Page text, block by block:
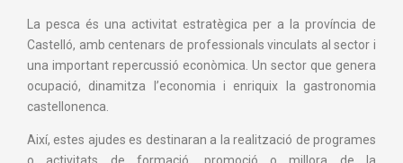
La pesca és una activitat estratègica per a la província de
Castelló, amb centenars de professionals vinculats al sector i
una important repercussió econòmica. Un sector que genera
ocupació, dinamitza l’economia i enriquix la gastronomia
castellonenca.
Així, estes ajudes es destinaran a la realització de programes